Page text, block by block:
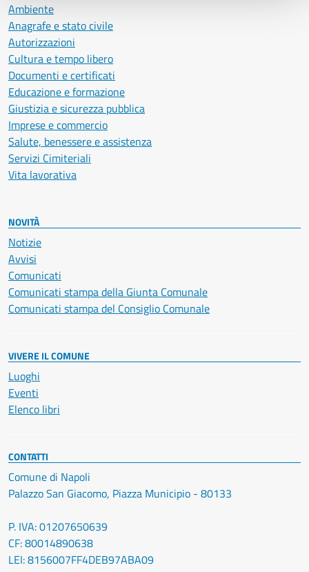
Ambiente
Anagrafe e stato civile
Autorizzazioni
Cultura e tempo libero
Documenti e certificati
Educazione e formazione
Giustizia e sicurezza pubblica
Imprese e commercio
Salute, benessere e assistenza
Servizi Cimiteriali
Vita lavorativa
NOVITÀ
Notizie
Avvisi
Comunicati
Comunicati stampa della Giunta Comunale
Comunicati stampa del Consiglio Comunale
VIVERE IL COMUNE
Luoghi
Eventi
Elenco libri
CONTATTI
Comune di Napoli
Palazzo San Giacomo, Piazza Municipio - 80133
P. IVA: 01207650639
CF: 80014890638
LEI: 8156007FF4DEB97ABA09